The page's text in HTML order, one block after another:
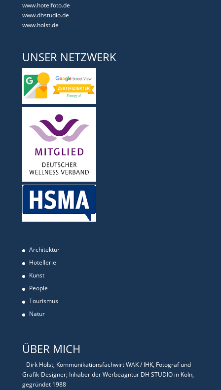
www.hotelfoto.de
www.dhstudio.de
www.holst.de
UNSER NETZWERK
Architektur
Hotellerie
Kunst
People
Tourismus
Natur
ÜBER MICH
Dirk Holst, Kommunikationsfachwirt WAK / IHK, Fotograf und
Grafik-Designer; Inhaber der Werbeagntur DH STUDIO in Köln,
gegründet 1988